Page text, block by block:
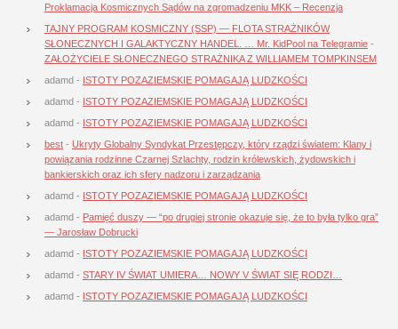
Proklamacja Kosmicznych Sądów na zgromadzeniu MKK – Recenzja
TAJNY PROGRAM KOSMICZNY (SSP) — FLOTA STRAŻNIKÓW
SŁONECZNYCH I GALAKTYCZNY HANDEL. … Mr. KidPool na Telegramie -
ZAŁOŻYCIELE SŁONECZNEGO STRAŻNIKA Z WILLIAMEM TOMPKINSEM
adamd - ISTOTY POZAZIEMSKIE POMAGAJĄ LUDZKOŚCI
adamd - ISTOTY POZAZIEMSKIE POMAGAJĄ LUDZKOŚCI
adamd - ISTOTY POZAZIEMSKIE POMAGAJĄ LUDZKOŚCI
best - Ukryty Globalny Syndykat Przestępczy, który rządzi światem: Klany i
powiązania rodzinne Czarnej Szlachty, rodzin królewskich, żydowskich i
bankierskich oraz ich sfery nadzoru i zarządzania
adamd - ISTOTY POZAZIEMSKIE POMAGAJĄ LUDZKOŚCI
adamd - Pamięć duszy — “po drugiej stronie okazuje się, że to była tylko gra”
— Jarosław Dobrucki
adamd - ISTOTY POZAZIEMSKIE POMAGAJĄ LUDZKOŚCI
adamd - STARY IV ŚWIAT UMIERA… NOWY V ŚWIAT SIĘ RODZI…
adamd - ISTOTY POZAZIEMSKIE POMAGAJĄ LUDZKOŚCI